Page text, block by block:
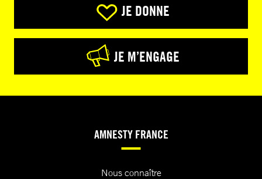
JE DONNE
JE M’ENGAGE
AMNESTY FRANCE
Nous connaître